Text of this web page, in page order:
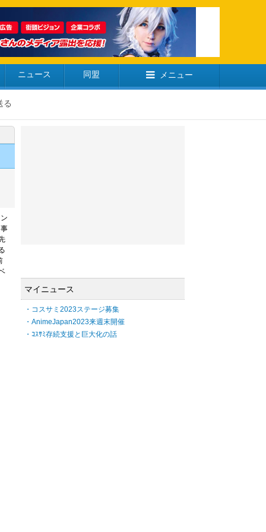
ニュース 同盟 メニュー
る
マイニュース
・コスサミ2023ステージ募集
・AnimeJapan2023来週末開催
・ｺｽｻﾐ存続支援と巨大化の話